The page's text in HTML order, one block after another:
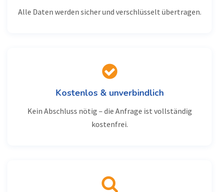
Alle Daten werden sicher und verschlüsselt übertragen.
Kostenlos & unverbindlich
Kein Abschluss nötig – die Anfrage ist vollständig
kostenfrei.